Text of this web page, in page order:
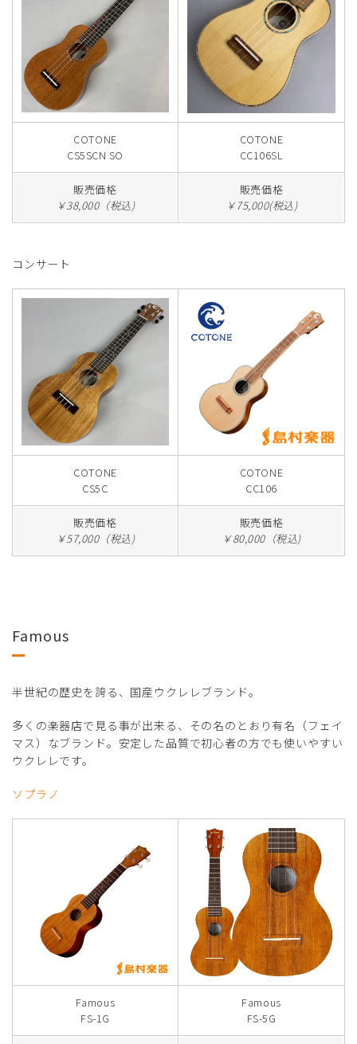
COTONE
CS5SCN SO
COTONE
CC106SL
販売価格
￥38,000（税込)
販売価格
￥75,000(税込)
コンサート
COTONE
CS5C
COTONE
CC106
販売価格
￥57,000（税込)
販売価格
￥80,000（税込)
Famous
半世紀の歴史を誇る、国産ウクレレブランド。
多くの楽器店で見る事が出来る、その名のとおり有名（フェイ
マス）なブランド。安定した品質で初心者の方でも使いやすい
ウクレレです。
ソプラノ
Famous
FS-1G
Famous
FS-5G